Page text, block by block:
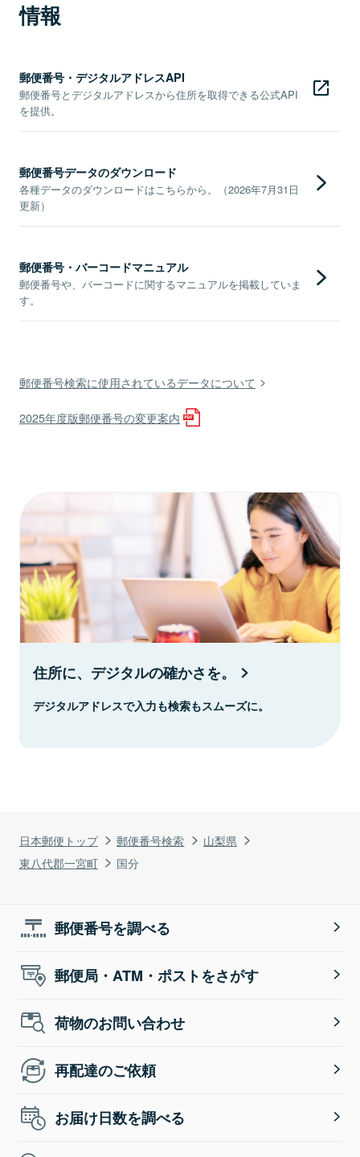
日本郵便トップ 郵便番号検索
山梨県
東八代郡一宮町
国分
情報
郵便番号・デジタルアドレスAPI
郵便番号とデジタルアドレスから住所を取得できる公式API
を提供。
郵便番号データのダウンロード
各種データのダウンロードはこちらから。（2026年7月31日
更新）
郵便番号・バーコードマニュアル
郵便番号や、バーコードに関するマニュアルを掲載していま
す。
郵便番号検索に使用されているデータについて
2025年度版郵便番号の変更案内
住所に、デジタルの確かさを。
デジタルアドレスで入力も検索もスムーズに。
郵便番号を調べる
郵便局・ATM・ポストをさがす
荷物のお問い合わせ
再配達のご依頼
お届け日数を調べる